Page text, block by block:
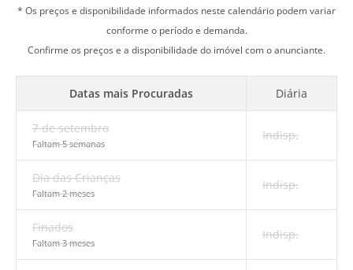
* Os preços e disponibilidade informados neste calendário podem variar
conforme o período e demanda.
Confirme os preços e a disponibilidade do imóvel com o anunciante.
Datas mais Procuradas Diária
7 de setembro
Faltam 5 semanas
Indisp.
Dia das Crianças
Faltam 2 meses
Indisp.
Finados
Faltam 3 meses
Indisp.